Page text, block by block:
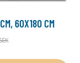
60X180 CM